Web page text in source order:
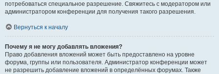
потребоваться специальное разрешение. Свяжитесь с модератором или
администратором конференции для получения такого разрешения.
Вернуться к началу
Почему я не могу добавлять вложения?
Право добавления вложений может быть предоставлено на уровне
форума, группы или пользователя. Администратор конференции может
не разрешить добавление вложений в определённых форумах. Также